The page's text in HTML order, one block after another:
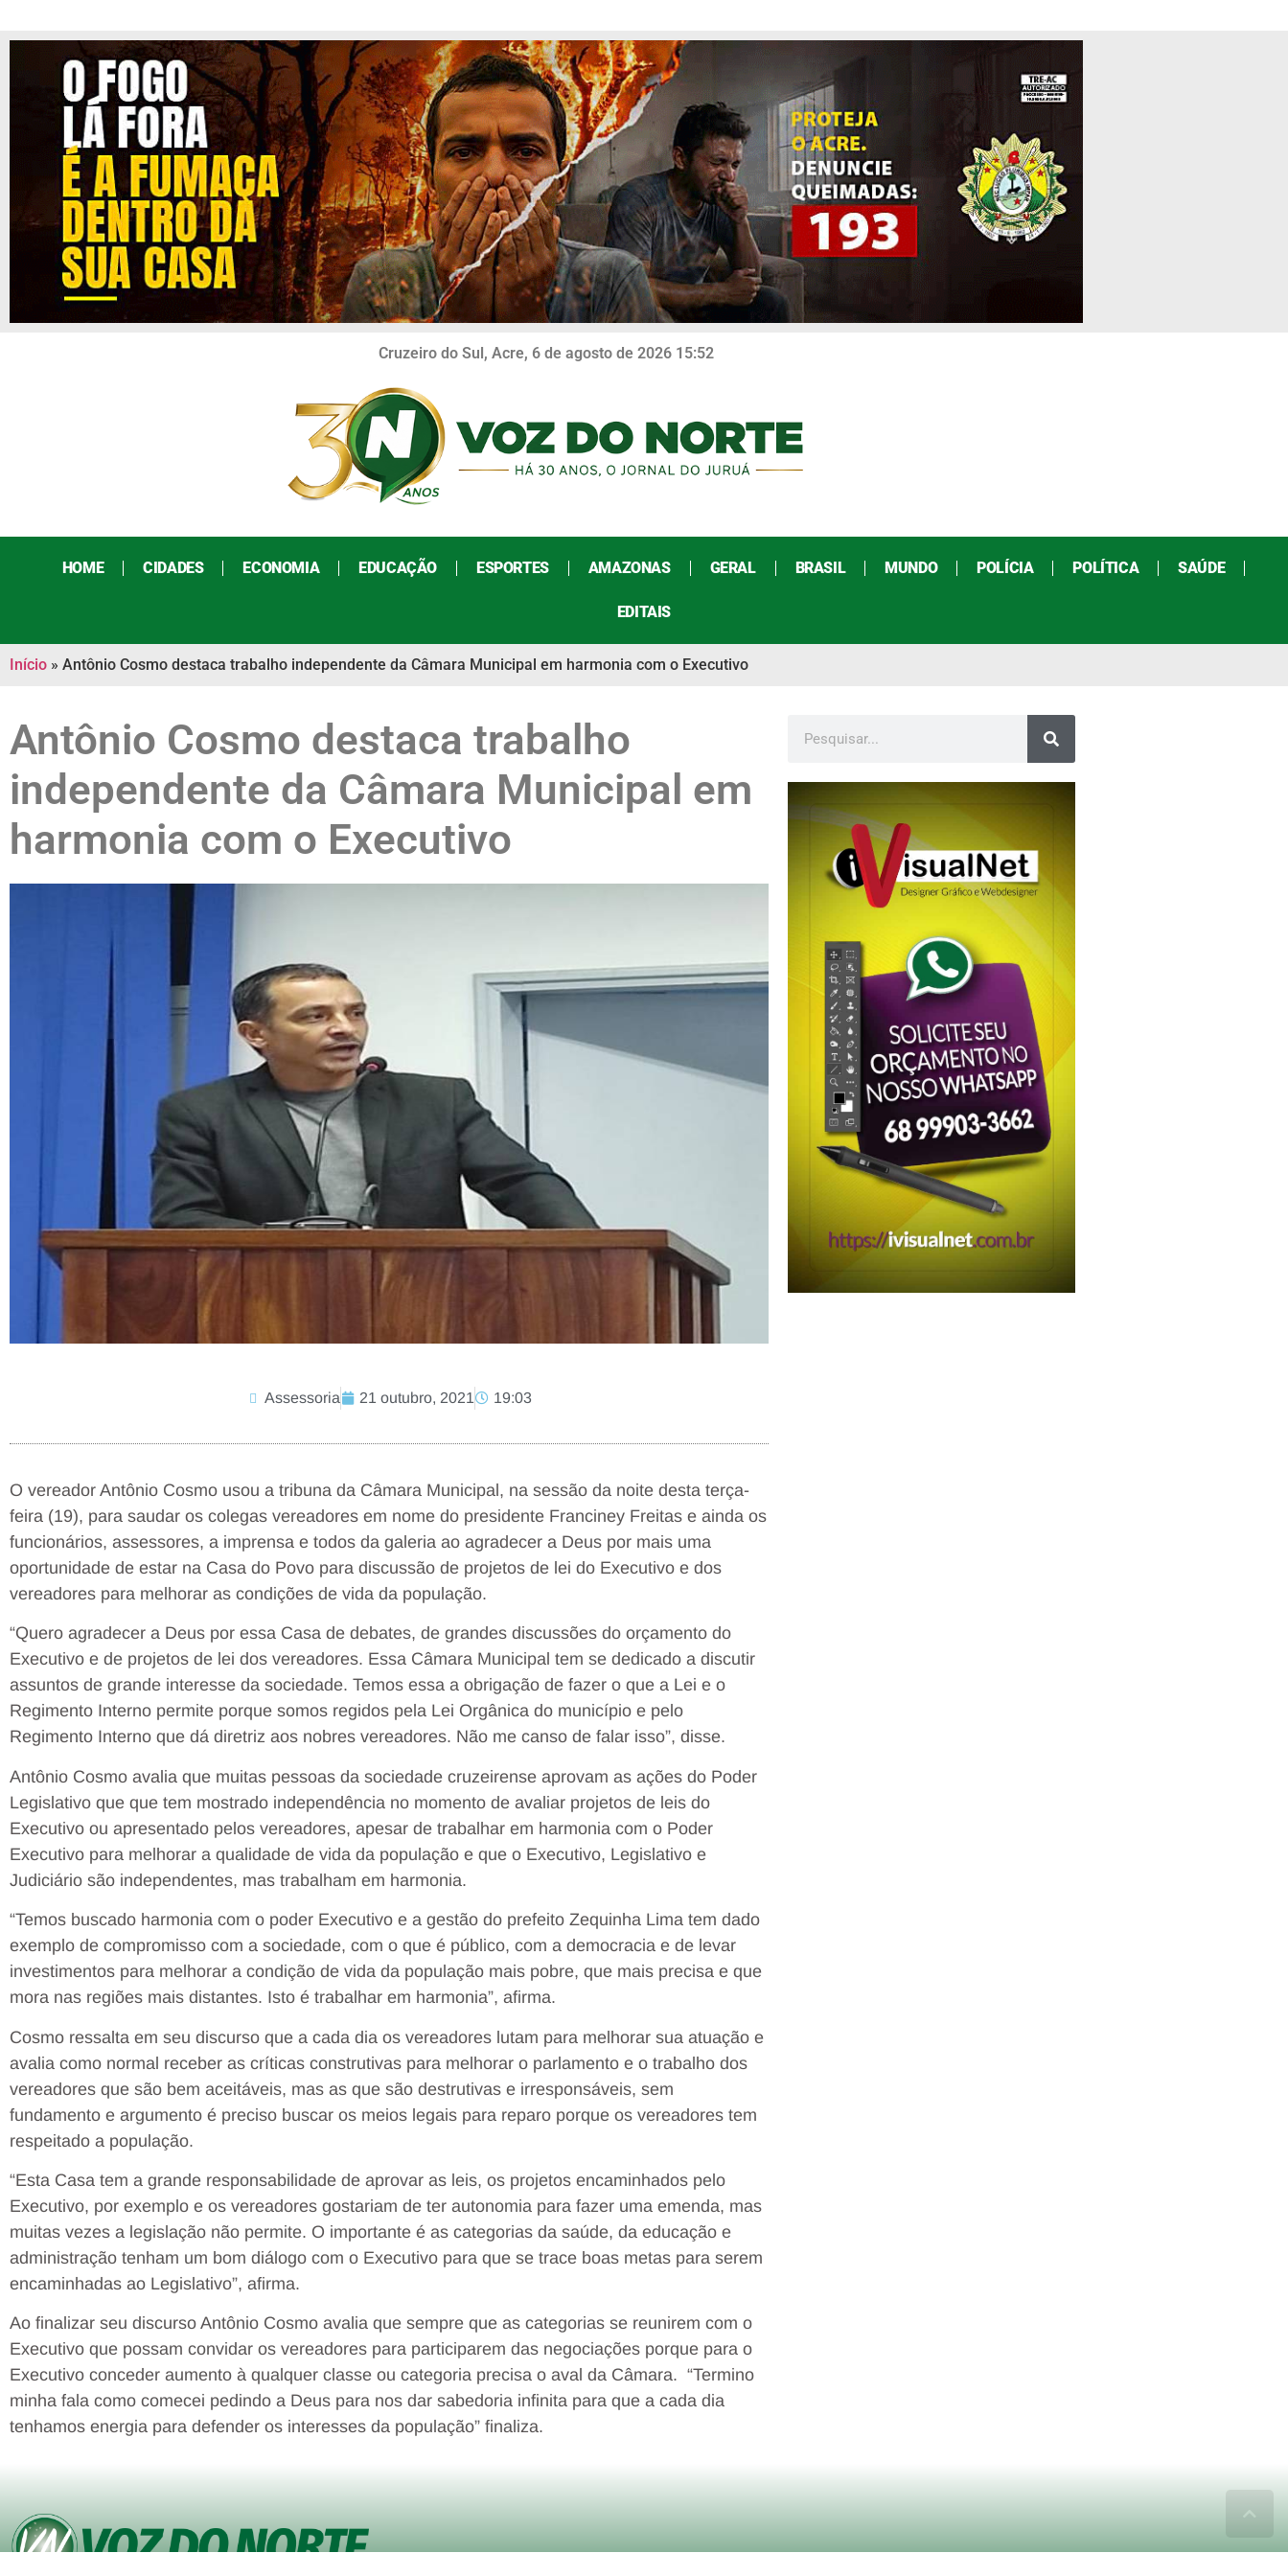
Cruzeiro do Sul, Acre, 6 de agosto de 2026 15:52
HOME CIDADES ECONOMIA EDUCAÇÃO ESPORTES AMAZONAS GERAL BRASIL MUNDO POLÍCIA POLÍTICA SAÚDE
EDITAIS
Início » Antônio Cosmo destaca trabalho independente da Câmara Municipal em harmonia com o Executivo
Antônio Cosmo destaca trabalho
independente da Câmara Municipal em
harmonia com o Executivo
Assessoria 21 outubro, 2021 19:03
O vereador Antônio Cosmo usou a tribuna da Câmara Municipal, na sessão da noite desta terça-
feira (19), para saudar os colegas vereadores em nome do presidente Franciney Freitas e ainda os
funcionários, assessores, a imprensa e todos da galeria ao agradecer a Deus por mais uma
oportunidade de estar na Casa do Povo para discussão de projetos de lei do Executivo e dos
vereadores para melhorar as condições de vida da população.
“Quero agradecer a Deus por essa Casa de debates, de grandes discussões do orçamento do
Executivo e de projetos de lei dos vereadores. Essa Câmara Municipal tem se dedicado a discutir
assuntos de grande interesse da sociedade. Temos essa a obrigação de fazer o que a Lei e o
Regimento Interno permite porque somos regidos pela Lei Orgânica do município e pelo
Regimento Interno que dá diretriz aos nobres vereadores. Não me canso de falar isso”, disse.
Antônio Cosmo avalia que muitas pessoas da sociedade cruzeirense aprovam as ações do Poder
Legislativo que que tem mostrado independência no momento de avaliar projetos de leis do
Executivo ou apresentado pelos vereadores, apesar de trabalhar em harmonia com o Poder
Executivo para melhorar a qualidade de vida da população e que o Executivo, Legislativo e
Judiciário são independentes, mas trabalham em harmonia.
“Temos buscado harmonia com o poder Executivo e a gestão do prefeito Zequinha Lima tem dado
exemplo de compromisso com a sociedade, com o que é público, com a democracia e de levar
investimentos para melhorar a condição de vida da população mais pobre, que mais precisa e que
mora nas regiões mais distantes. Isto é trabalhar em harmonia”, afirma.
Cosmo ressalta em seu discurso que a cada dia os vereadores lutam para melhorar sua atuação e
avalia como normal receber as críticas construtivas para melhorar o parlamento e o trabalho dos
vereadores que são bem aceitáveis, mas as que são destrutivas e irresponsáveis, sem
fundamento e argumento é preciso buscar os meios legais para reparo porque os vereadores tem
respeitado a população.
“Esta Casa tem a grande responsabilidade de aprovar as leis, os projetos encaminhados pelo
Executivo, por exemplo e os vereadores gostariam de ter autonomia para fazer uma emenda, mas
muitas vezes a legislação não permite. O importante é as categorias da saúde, da educação e
administração tenham um bom diálogo com o Executivo para que se trace boas metas para serem
encaminhadas ao Legislativo”, afirma.
Ao finalizar seu discurso Antônio Cosmo avalia que sempre que as categorias se reunirem com o
Executivo que possam convidar os vereadores para participarem das negociações porque para o
Executivo conceder aumento à qualquer classe ou categoria precisa o aval da Câmara. “Termino
minha fala como comecei pedindo a Deus para nos dar sabedoria infinita para que a cada dia
tenhamos energia para defender os interesses da população” finaliza.